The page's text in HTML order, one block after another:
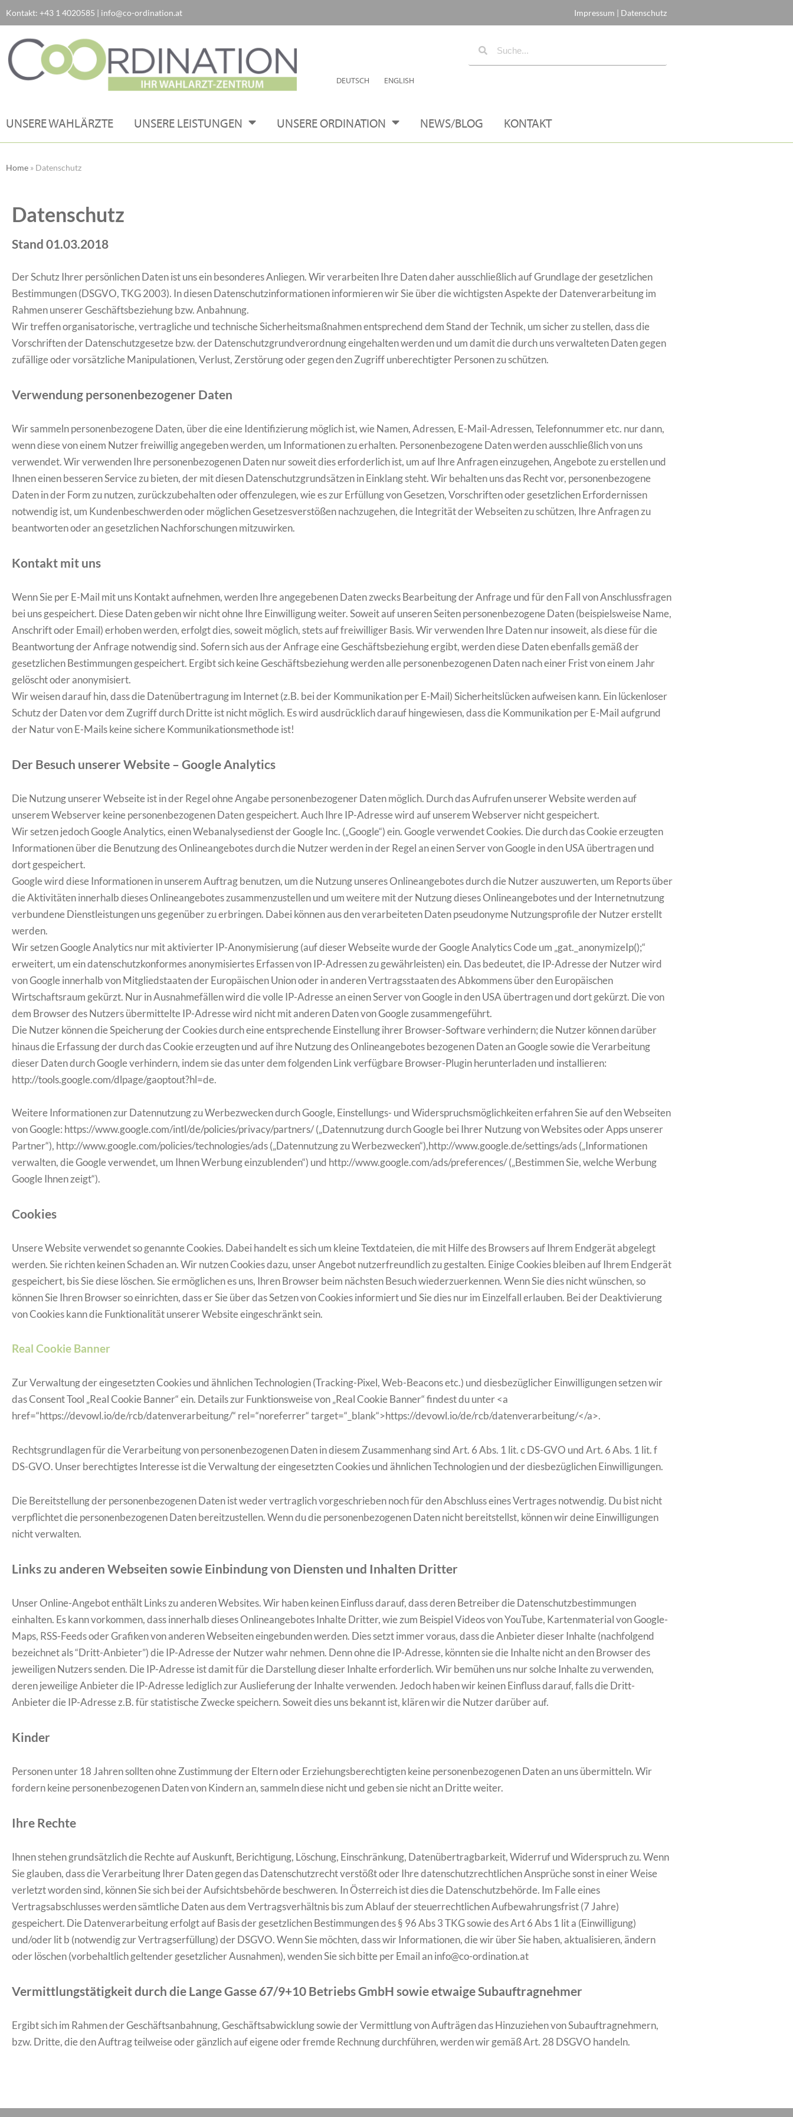
Inhalt
springen
Kontakt: +43 1 4020585 | info@co-ordination.at Impressum | Datenschutz
DEUTSCH ENGLISH
UNSERE WAHLÄRZTE UNSERE LEISTUNGEN UNSERE ORDINATION NEWS/BLOG KONTAKT
Home » Datenschutz
Datenschutz
Stand 01.03.2018
Der Schutz Ihrer persönlichen Daten ist uns ein besonderes Anliegen. Wir verarbeiten Ihre Daten daher ausschließlich auf Grundlage der gesetzlichen
Bestimmungen (DSGVO, TKG 2003). In diesen Datenschutzinformationen informieren wir Sie über die wichtigsten Aspekte der Datenverarbeitung im
Rahmen unserer Geschäftsbeziehung bzw. Anbahnung.
Wir treffen organisatorische, vertragliche und technische Sicherheitsmaßnahmen entsprechend dem Stand der Technik, um sicher zu stellen, dass die
Vorschriften der Datenschutzgesetze bzw. der Datenschutzgrundverordnung eingehalten werden und um damit die durch uns verwalteten Daten gegen
zufällige oder vorsätzliche Manipulationen, Verlust, Zerstörung oder gegen den Zugriff unberechtigter Personen zu schützen.
Verwendung personenbezogener Daten
Wir sammeln personenbezogene Daten, über die eine Identifizierung möglich ist, wie Namen, Adressen, E-Mail-Adressen, Telefonnummer etc. nur dann,
wenn diese von einem Nutzer freiwillig angegeben werden, um Informationen zu erhalten. Personenbezogene Daten werden ausschließlich von uns
verwendet. Wir verwenden Ihre personenbezogenen Daten nur soweit dies erforderlich ist, um auf Ihre Anfragen einzugehen, Angebote zu erstellen und
Ihnen einen besseren Service zu bieten, der mit diesen Datenschutzgrundsätzen in Einklang steht. Wir behalten uns das Recht vor, personenbezogene
Daten in der Form zu nutzen, zurückzubehalten oder offenzulegen, wie es zur Erfüllung von Gesetzen, Vorschriften oder gesetzlichen Erfordernissen
notwendig ist, um Kundenbeschwerden oder möglichen Gesetzesverstößen nachzugehen, die Integrität der Webseiten zu schützen, Ihre Anfragen zu
beantworten oder an gesetzlichen Nachforschungen mitzuwirken.
Kontakt mit uns
Wenn Sie per E-Mail mit uns Kontakt aufnehmen, werden Ihre angegebenen Daten zwecks Bearbeitung der Anfrage und für den Fall von Anschlussfragen
bei uns gespeichert. Diese Daten geben wir nicht ohne Ihre Einwilligung weiter. Soweit auf unseren Seiten personenbezogene Daten (beispielsweise Name,
Anschrift oder Email) erhoben werden, erfolgt dies, soweit möglich, stets auf freiwilliger Basis. Wir verwenden Ihre Daten nur insoweit, als diese für die
Beantwortung der Anfrage notwendig sind. Sofern sich aus der Anfrage eine Geschäftsbeziehung ergibt, werden diese Daten ebenfalls gemäß der
gesetzlichen Bestimmungen gespeichert. Ergibt sich keine Geschäftsbeziehung werden alle personenbezogenen Daten nach einer Frist von einem Jahr
gelöscht oder anonymisiert.
Wir weisen darauf hin, dass die Datenübertragung im Internet (z.B. bei der Kommunikation per E-Mail) Sicherheitslücken aufweisen kann. Ein lückenloser
Schutz der Daten vor dem Zugriff durch Dritte ist nicht möglich. Es wird ausdrücklich darauf hingewiesen, dass die Kommunikation per E-Mail aufgrund
der Natur von E-Mails keine sichere Kommunikationsmethode ist!
Der Besuch unserer Website – Google Analytics
Die Nutzung unserer Webseite ist in der Regel ohne Angabe personenbezogener Daten möglich. Durch das Aufrufen unserer Website werden auf
unserem Webserver keine personenbezogenen Daten gespeichert. Auch Ihre IP-Adresse wird auf unserem Webserver nicht gespeichert.
Wir setzen jedoch Google Analytics, einen Webanalysedienst der Google Inc. („Google“) ein. Google verwendet Cookies. Die durch das Cookie erzeugten
Informationen über die Benutzung des Onlineangebotes durch die Nutzer werden in der Regel an einen Server von Google in den USA übertragen und
dort gespeichert.
Google wird diese Informationen in unserem Auftrag benutzen, um die Nutzung unseres Onlineangebotes durch die Nutzer auszuwerten, um Reports über
die Aktivitäten innerhalb dieses Onlineangebotes zusammenzustellen und um weitere mit der Nutzung dieses Onlineangebotes und der Internetnutzung
verbundene Dienstleistungen uns gegenüber zu erbringen. Dabei können aus den verarbeiteten Daten pseudonyme Nutzungsprofile der Nutzer erstellt
werden.
Wir setzen Google Analytics nur mit aktivierter IP-Anonymisierung (auf dieser Webseite wurde der Google Analytics Code um „gat._anonymizeIp();“
erweitert, um ein datenschutzkonformes anonymisiertes Erfassen von IP-Adressen zu gewährleisten) ein. Das bedeutet, die IP-Adresse der Nutzer wird
von Google innerhalb von Mitgliedstaaten der Europäischen Union oder in anderen Vertragsstaaten des Abkommens über den Europäischen
Wirtschaftsraum gekürzt. Nur in Ausnahmefällen wird die volle IP-Adresse an einen Server von Google in den USA übertragen und dort gekürzt. Die von
dem Browser des Nutzers übermittelte IP-Adresse wird nicht mit anderen Daten von Google zusammengeführt.
Die Nutzer können die Speicherung der Cookies durch eine entsprechende Einstellung ihrer Browser-Software verhindern; die Nutzer können darüber
hinaus die Erfassung der durch das Cookie erzeugten und auf ihre Nutzung des Onlineangebotes bezogenen Daten an Google sowie die Verarbeitung
dieser Daten durch Google verhindern, indem sie das unter dem folgenden Link verfügbare Browser-Plugin herunterladen und installieren:
http://tools.google.com/dlpage/gaoptout?hl=de.
Weitere Informationen zur Datennutzung zu Werbezwecken durch Google, Einstellungs- und Widerspruchsmöglichkeiten erfahren Sie auf den Webseiten
von Google: https://www.google.com/intl/de/policies/privacy/partners/ („Datennutzung durch Google bei Ihrer Nutzung von Websites oder Apps unserer
Partner“), http://www.google.com/policies/technologies/ads („Datennutzung zu Werbezwecken“),http://www.google.de/settings/ads („Informationen
verwalten, die Google verwendet, um Ihnen Werbung einzublenden“) und http://www.google.com/ads/preferences/ („Bestimmen Sie, welche Werbung
Google Ihnen zeigt“).
Cookies
Unsere Website verwendet so genannte Cookies. Dabei handelt es sich um kleine Textdateien, die mit Hilfe des Browsers auf Ihrem Endgerät abgelegt
werden. Sie richten keinen Schaden an. Wir nutzen Cookies dazu, unser Angebot nutzerfreundlich zu gestalten. Einige Cookies bleiben auf Ihrem Endgerät
gespeichert, bis Sie diese löschen. Sie ermöglichen es uns, Ihren Browser beim nächsten Besuch wiederzuerkennen. Wenn Sie dies nicht wünschen, so
können Sie Ihren Browser so einrichten, dass er Sie über das Setzen von Cookies informiert und Sie dies nur im Einzelfall erlauben. Bei der Deaktivierung
von Cookies kann die Funktionalität unserer Website eingeschränkt sein.
Real Cookie Banner
Zur Verwaltung der eingesetzten Cookies und ähnlichen Technologien (Tracking-Pixel, Web-Beacons etc.) und diesbezüglicher Einwilligungen setzen wir
das Consent Tool „Real Cookie Banner“ ein. Details zur Funktionsweise von „Real Cookie Banner“ findest du unter <a
href=“https://devowl.io/de/rcb/datenverarbeitung/“ rel=“noreferrer“ target=“_blank“>https://devowl.io/de/rcb/datenverarbeitung/</a>.
Rechtsgrundlagen für die Verarbeitung von personenbezogenen Daten in diesem Zusammenhang sind Art. 6 Abs. 1 lit. c DS-GVO und Art. 6 Abs. 1 lit. f
DS-GVO. Unser berechtigtes Interesse ist die Verwaltung der eingesetzten Cookies und ähnlichen Technologien und der diesbezüglichen Einwilligungen.
Die Bereitstellung der personenbezogenen Daten ist weder vertraglich vorgeschrieben noch für den Abschluss eines Vertrages notwendig. Du bist nicht
verpflichtet die personenbezogenen Daten bereitzustellen. Wenn du die personenbezogenen Daten nicht bereitstellst, können wir deine Einwilligungen
nicht verwalten.
Links zu anderen Webseiten sowie Einbindung von Diensten und Inhalten Dritter
Unser Online-Angebot enthält Links zu anderen Websites. Wir haben keinen Einfluss darauf, dass deren Betreiber die Datenschutzbestimmungen
einhalten. Es kann vorkommen, dass innerhalb dieses Onlineangebotes Inhalte Dritter, wie zum Beispiel Videos von YouTube, Kartenmaterial von Google-
Maps, RSS-Feeds oder Grafiken von anderen Webseiten eingebunden werden. Dies setzt immer voraus, dass die Anbieter dieser Inhalte (nachfolgend
bezeichnet als “Dritt-Anbieter”) die IP-Adresse der Nutzer wahr nehmen. Denn ohne die IP-Adresse, könnten sie die Inhalte nicht an den Browser des
jeweiligen Nutzers senden. Die IP-Adresse ist damit für die Darstellung dieser Inhalte erforderlich. Wir bemühen uns nur solche Inhalte zu verwenden,
deren jeweilige Anbieter die IP-Adresse lediglich zur Auslieferung der Inhalte verwenden. Jedoch haben wir keinen Einfluss darauf, falls die Dritt-
Anbieter die IP-Adresse z.B. für statistische Zwecke speichern. Soweit dies uns bekannt ist, klären wir die Nutzer darüber auf.
Kinder
Personen unter 18 Jahren sollten ohne Zustimmung der Eltern oder Erziehungsberechtigten keine personenbezogenen Daten an uns übermitteln. Wir
fordern keine personenbezogenen Daten von Kindern an, sammeln diese nicht und geben sie nicht an Dritte weiter.
Ihre Rechte
Ihnen stehen grundsätzlich die Rechte auf Auskunft, Berichtigung, Löschung, Einschränkung, Datenübertragbarkeit, Widerruf und Widerspruch zu. Wenn
Sie glauben, dass die Verarbeitung Ihrer Daten gegen das Datenschutzrecht verstößt oder Ihre datenschutzrechtlichen Ansprüche sonst in einer Weise
verletzt worden sind, können Sie sich bei der Aufsichtsbehörde beschweren. In Österreich ist dies die Datenschutzbehörde. Im Falle eines
Vertragsabschlusses werden sämtliche Daten aus dem Vertragsverhältnis bis zum Ablauf der steuerrechtlichen Aufbewahrungsfrist (7 Jahre)
gespeichert. Die Datenverarbeitung erfolgt auf Basis der gesetzlichen Bestimmungen des § 96 Abs 3 TKG sowie des Art 6 Abs 1 lit a (Einwilligung)
und/oder lit b (notwendig zur Vertragserfüllung) der DSGVO. Wenn Sie möchten, dass wir Informationen, die wir über Sie haben, aktualisieren, ändern
oder löschen (vorbehaltlich geltender gesetzlicher Ausnahmen), wenden Sie sich bitte per Email an info@co-ordination.at
Vermittlungstätigkeit durch die Lange Gasse 67/9+10 Betriebs GmbH sowie etwaige Subauftragnehmer
Ergibt sich im Rahmen der Geschäftsanbahnung, Geschäftsabwicklung sowie der Vermittlung von Aufträgen das Hinzuziehen von Subauftragnehmern,
bzw. Dritte, die den Auftrag teilweise oder gänzlich auf eigene oder fremde Rechnung durchführen, werden wir gemäß Art. 28 DSGVO handeln.